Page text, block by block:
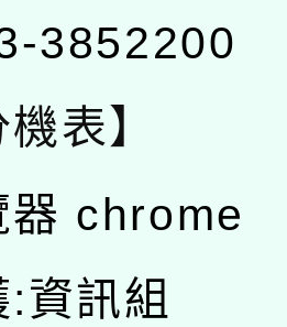
3852200
表】
器 chrome
資訊組